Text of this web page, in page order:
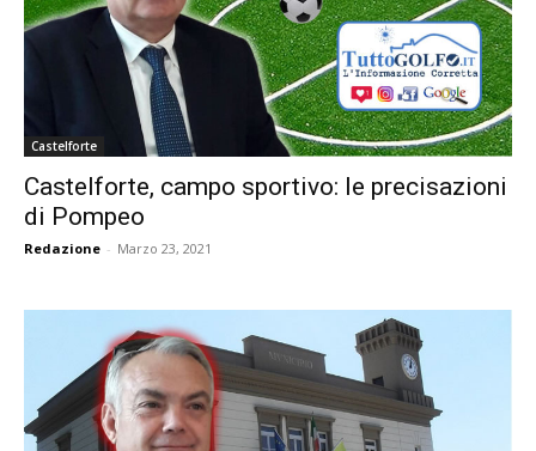
Castelforte
Castelforte, campo sportivo: le precisazioni
di Pompeo
Redazione - Marzo 23, 2021